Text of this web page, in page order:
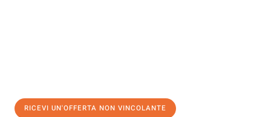
RICEVI UN'OFFERTA NON VINCOLANTE